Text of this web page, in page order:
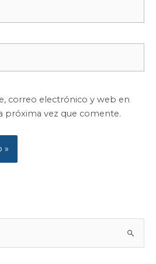
correo electrónico y web en
próxima vez que comente.